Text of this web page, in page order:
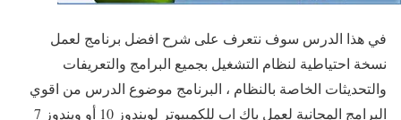
في هذا الدرس سوف نتعرف على شرح افضل برنامج لعمل
نسخة احتياطية لنظام التشغيل بجميع البرامج والتعريفات
والتحديثات الخاصة بالنظام ، البرنامج موضوع الدرس من اقوي
البرامج المجانية لعمل باك اب للكمبيوتر لويندوز 10 أو ويندوز 7